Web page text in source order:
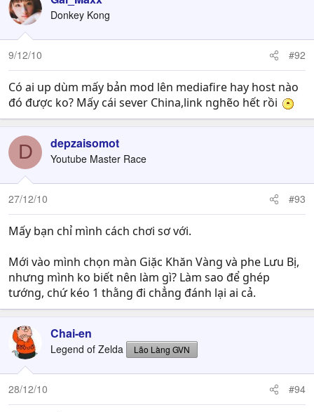
Donkey Kong
9/12/10 #92
Có ai up dùm mấy bản mod lên mediafire hay host nào
đó được ko? Mấy cái sever China,link nghẽo hết rồi
D depzaisomot
Youtube Master Race
27/12/10 #93
Mấy bạn chỉ mình cách chơi sơ với.
Mới vào mình chọn màn Giặc Khăn Vàng và phe Lưu Bị,
nhưng mình ko biết nên làm gì? Làm sao để ghép
tướng, chứ kéo 1 thằng đi chẳng đánh lại ai cả.
Chai-en
Legend of Zelda Lão Làng GVN
28/12/10 #94